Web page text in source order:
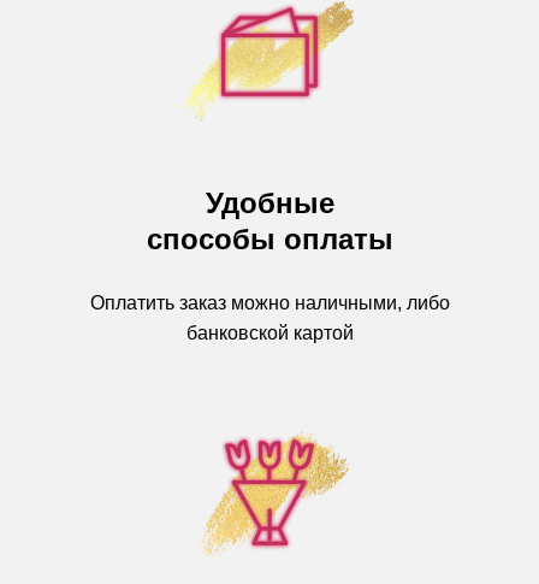
Удобные
способы оплаты
Оплатить заказ можно наличными, либо
банковской картой